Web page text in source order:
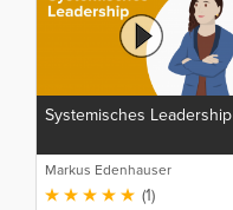
Systemisches Leadership
Markus Edenhauser
(1)